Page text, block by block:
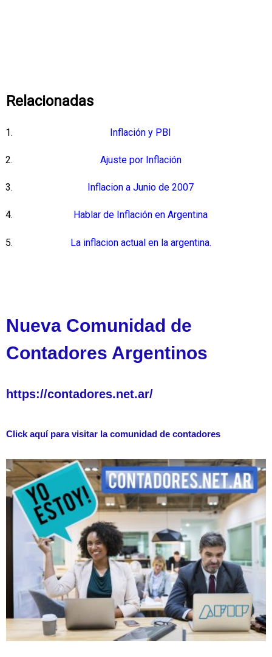
Relacionadas
Inflación y PBI
Ajuste por Inflación
Inflacion a Junio de 2007
Hablar de Inflación en Argentina
La inflacion actual en la argentina.
Nueva Comunidad de
Contadores Argentinos
https://contadores.net.ar/
Click aquí para visitar la comunidad de contadores